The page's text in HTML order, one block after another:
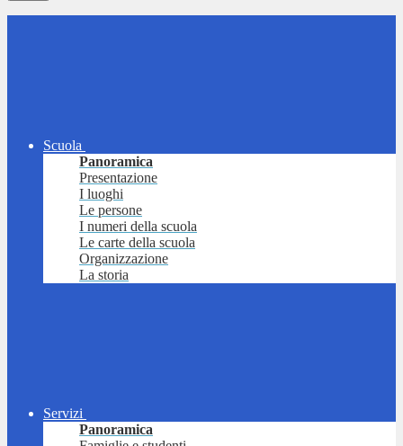
Scuola
Panoramica
Presentazione
I luoghi
Le persone
I numeri della scuola
Le carte della scuola
Organizzazione
La storia
Servizi
Panoramica